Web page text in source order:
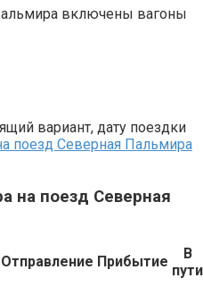
включены вагоны
вариант, дату поездки
поезд Северная Пальмира
на поезд Северная
Отправление Прибытие
В
пути